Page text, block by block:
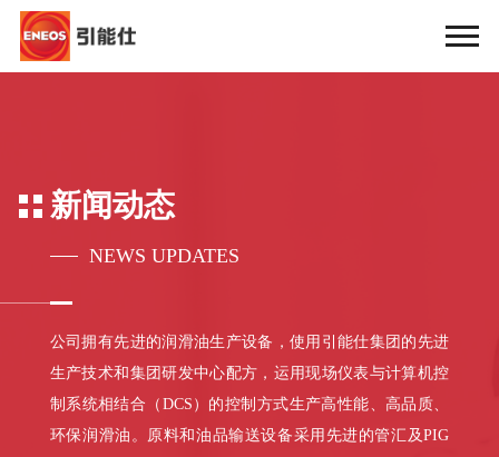
新闻动态
NEWS UPDATES
公司拥有先进的润滑油生产设备，使用引能仕集团的先进
生产技术和集团研发中心配方，运用现场仪表与计算机控
制系统相结合（DCS）的控制方式生产高性能、高品质、
环保润滑油。原料和油品输送设备采用先进的管汇及PIG